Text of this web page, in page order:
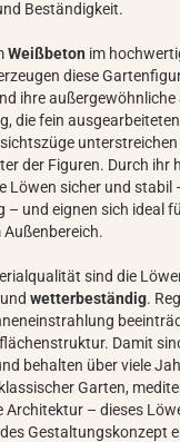
Beständigkeit.
Weißbeton im
diese
ihre
die fein
unterstreichen
der Figuren. Durch ihr
Löwen sicher und stabil
– und eignen sich ideal
sind die
undwetterbeständig.
Damit
behalten über viele
Garten,
Architektur – dieses
Gestaltungskonzept